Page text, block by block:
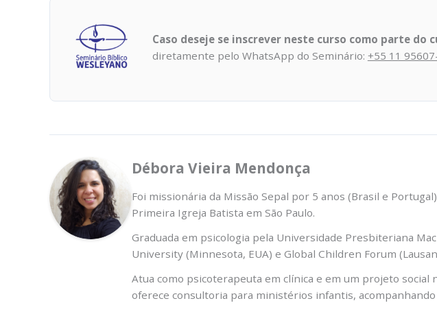
Caso deseje se inscrever neste curso como parte
diretamente pelo WhatsApp do Seminário: +55 11
Débora Vieira Mendonça
Foi missionária da Missão Sepal por 5 anos (Brasil e
Primeira Igreja Batista em São Paulo.
Graduada em psicologia pela Universidade Presbiteriana
University (Minnesota, EUA) e Global Children Forum
Atua como psicoterapeuta em clínica e em um projeto social
oferece consultoria para ministérios infantis, acompanhando